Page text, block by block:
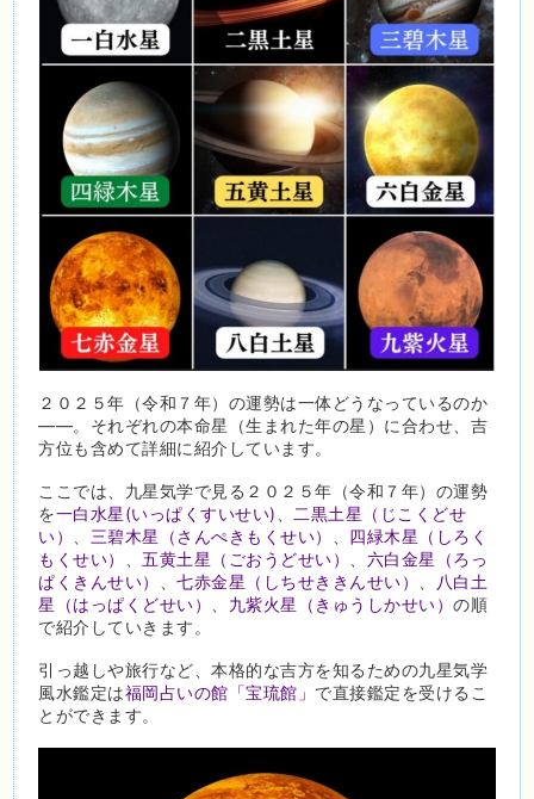
２０２５年（令和７年）の運勢は一体どうなっているのか
――。それぞれの本命星（生まれた年の星）に合わせ、吉
方位も含めて詳細に紹介しています。
ここでは、九星気学で見る２０２５年（令和７年）の運勢
を一白水星(いっぱくすいせい)
二黒土星（じこくどせ
い）
三碧木星（さんぺきもくせい）
四緑木星（しろく
もくせい）
、五黄土星（ごおうどせい）
六白金星（ろっ
ぱくきんせい）
、七赤金星（しちせききんせい）
八白土
星（はっぱくどせい）
九紫火星（きゅうしかせい）の順
で紹介していきます。
引っ越しや旅行など、本格的な吉方を知るための九星気学
風水鑑定は福岡占いの館「宝琉館」 で直接鑑定を受けるこ
とができます。